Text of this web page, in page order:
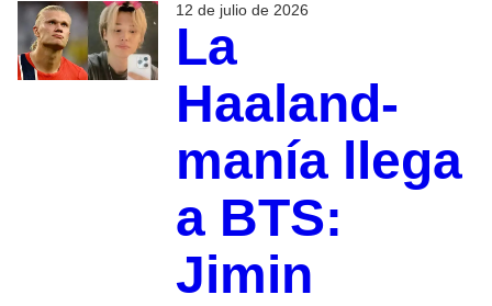
12 de julio de 2026
La
Haaland-
manía llega
a BTS:
Jimin